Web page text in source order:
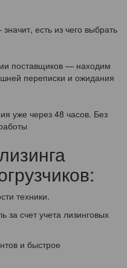
есть из чего выбрать
поставщиков — находим
переписки и ожидания
уже через 48 часов. Без
техники.
счет учета лизинговых
и быстрое